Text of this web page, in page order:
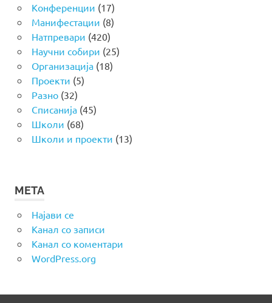
Конференции (17)
Манифестации (8)
Натпревари (420)
Научни собири (25)
Организација(18)
Проекти (5)
Разно(32)
Списанија(45)
Школи (68)
Школи и проекти (13)
МЕТА
Најави се
Канал со записи
Канал со коментари
WordPress.org